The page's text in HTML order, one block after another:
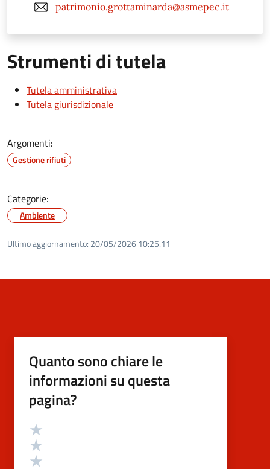
patrimonio.grottaminarda@asmepec.it
Strumenti di tutela
Tutela amministrativa
Tutela giurisdizionale
Argomenti:
Gestione rifiuti
Categorie:
Ambiente
Ultimo aggiornamento: 20/05/2026 10:25.11
Quanto sono chiare le
informazioni su questa
pagina?
Valutazione